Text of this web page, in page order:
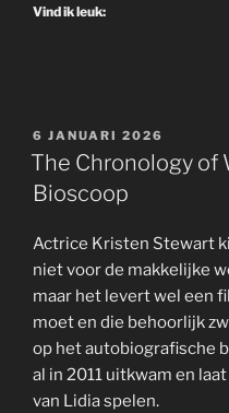
Vind ik leuk:
GEPLAATST
OP
6 JANUARI 2026
The Chronology of
Bioscoop
Actrice Kristen Stewart
niet voor de makkelijke
maar het levert wel een
moet en die behoorlijk
op het autobiografische
al in 2011 uitkwam en
van Lidia spelen.